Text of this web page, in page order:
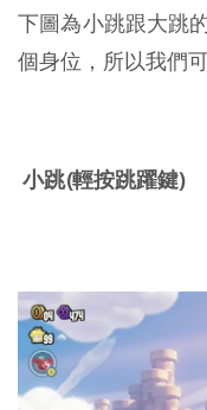
下圖為小跳跟大跳
個身位，所以我們
小跳(輕按跳躍鍵)